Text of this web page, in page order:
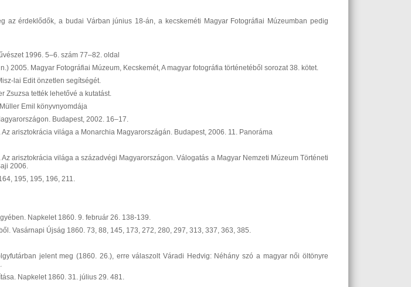
az érdeklődők, a budai Várban június 18-án, a kecskeméti Magyar Fotográfiai Múzeumban pedig
1996. 5–6. szám 77–82. oldal
2005. Magyar Fotográfiai Múzeum, Kecskemét, A magyar fotográfia történetéből sorozat 38. kötet.
lai Edit önzetlen segítségét.
Zsuzsa tették lehetővé a kutatást.
Emil könyvnyomdája
Budapest, 2002. 16–17.
arisztokrácia világa a Monarchia Magyarországán. Budapest, 2006. 11. Panoráma
arisztokrácia világa a századvégi Magyarországon. Válogatás a Magyar Nemzeti Múzeum Történeti
2006.
195, 195, 196, 211.
Napkelet 1860. 9. február 26. 138-139.
Vasárnapi Újság 1860. 73, 88, 145, 173, 272, 280, 297, 313, 337, 363, 385.
jelent meg (1860. 26.), erre válaszolt Váradi Hedvig: Néhány szó a magyar női öltönyre
Napkelet 1860. 31. július 29. 481.